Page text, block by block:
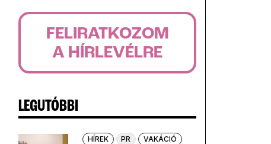
FELIRATKOZOM
A HÍRLEVÉLRE
LEGUTÓBBI
HÍREK PR VAKÁCIÓ